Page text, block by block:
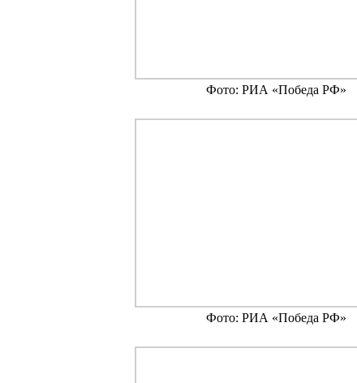
Фото: РИА «Победа РФ»
Фото: РИА «Победа РФ»